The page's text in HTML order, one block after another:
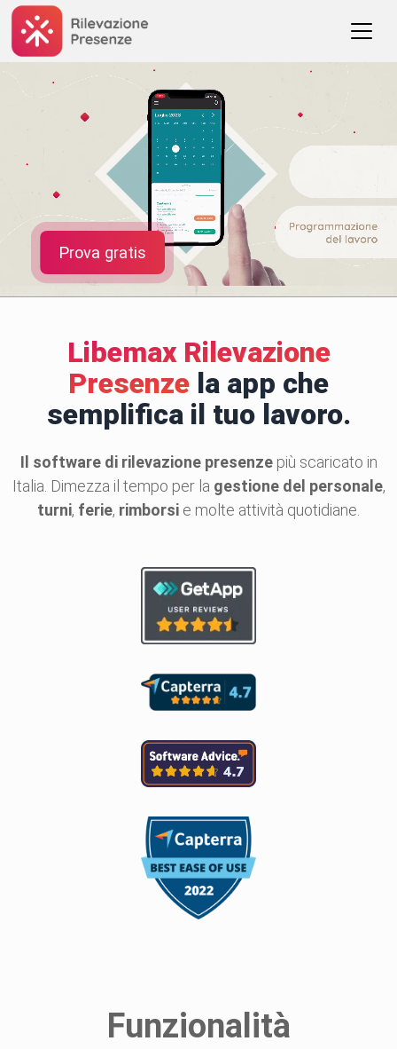
Prova gratis
Libemax Rilevazione
Presenze la app che
semplifica il tuo lavoro.
Il software di rilevazione presenzepiù scaricato in
Italia. Dimezza il tempo per la gestione del personale,
turni, ferie, rimborsi e molte attività quotidiane.
Funzionalità